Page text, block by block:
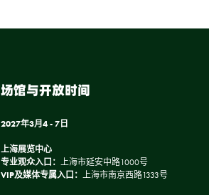
场馆与开放时间
2027年3月4 - 7日
上海展览中心
专业观众入口： 上海市延安中路1000号
VIP及媒体专属入口： 上海市南京西路1333号